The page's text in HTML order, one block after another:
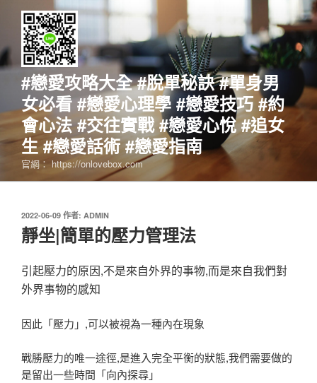
要
#戀愛攻略大全 #脫單秘訣 #單身男
女必看 #戀愛心理學 #戀愛技巧 #約
會心法 #交往實戰 #戀愛心悅 #追女
生 #戀愛話術 #戀愛指南
官網： https://onlovebox.com
發
佈
於
2022-06-09 作者: ADMIN
靜坐|簡單的壓力管理法
引起壓力的原因,不是來自外界的事物,而是來自我們對
外界事物的感知
因此「壓力」,可以被視為一種內在現象
戰勝壓力的唯一途徑,是進入完全平衡的狀態,我們需要做的
是留出一些時間「向內探尋」